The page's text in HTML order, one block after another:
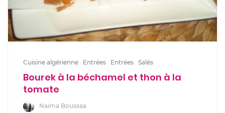
Cuisine algérienne Entrées Entrées Salés
Bourek à la béchamel et thon à la
tomate
Naima Boussaa